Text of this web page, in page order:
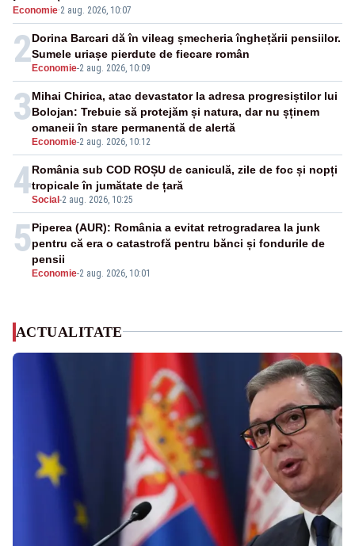
va devia apa fluviului - IMAGINI AERIENE
Economie·2 aug. 2026, 10:07
2 Economie-2 aug. 2026, 10:09
Dorina Barcari dă în vileag șmecheria înghețării pensiilor.
Sumele uriașe pierdute de fiecare român
3
Economie-2 aug. 2026, 10:12
Mihai Chirica, atac devastator la adresa progresiștilor lui
Bolojan: Trebuie să protejăm și natura, dar nu șținem
omaneii în stare permanentă de alertă
4Social -2 aug. 2026, 10:25
România sub COD ROȘU de caniculă, zile de foc și nopți
tropicale în jumătate de țară
5
Economie-2 aug. 2026, 10:01
Piperea (AUR): România a evitat retrogradarea la junk
pentru că era o catastrofă pentru bănci și fondurile de
pensii
ACTUALITATE